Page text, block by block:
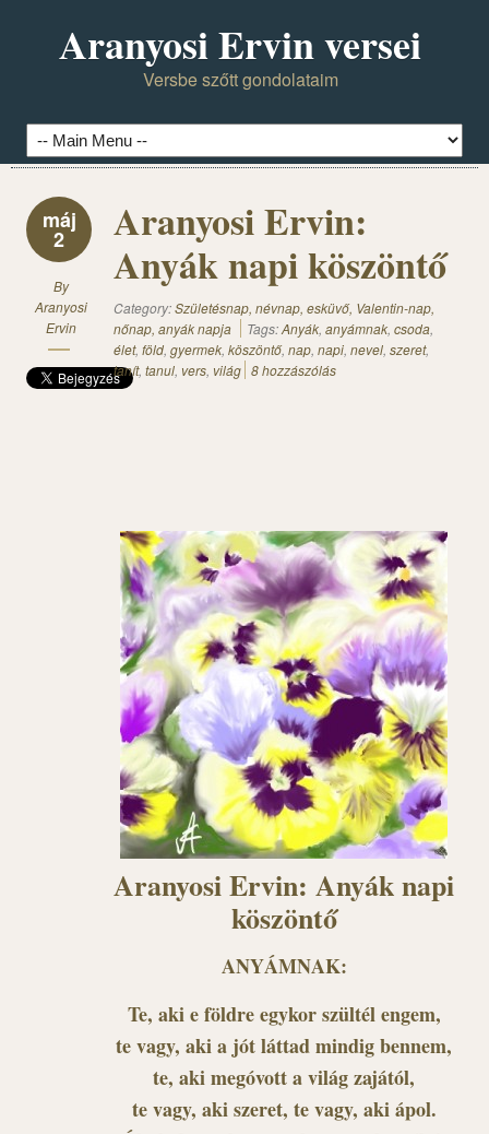
Aranyosi Ervin versei
Versbe szőtt gondolataim
máj
2
By
Aranyosi
Ervin
Aranyosi Ervin:
Anyák napi köszöntő
Category:Születésnap, névnap, esküvő, Valentin-nap,
nőnap, anyák napja
Tags:Anyák, anyámnak, csoda,
élet, föld, gyermek, köszöntő, nap, napi, nevel, szeret,
tanít, tanul, vers, világ 8 hozzászólás
Aranyosi Ervin: Anyák napi
köszöntő
ANYÁMNAK:
Te, aki e földre egykor szültél engem,
te vagy, aki a jót láttad mindig bennem,
te, aki megóvott a világ zajától,
te vagy, aki szeret, te vagy, aki ápol.